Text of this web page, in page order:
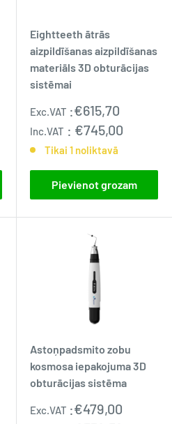
Eightteeth ātrās
aizpildīšanas aizpildīšanas
materiāls 3D obturācijas
sistēmai
Pārdošanas
cena
Exc.VAT :€615,70
Inc.VAT : €745,00
Tikai 1 noliktavā
Pievienot grozam
Astoņpadsmito zobu
kosmosa iepakojuma 3D
obturācijas sistēma
Pārdošanas
Exc.VAT :€479,00